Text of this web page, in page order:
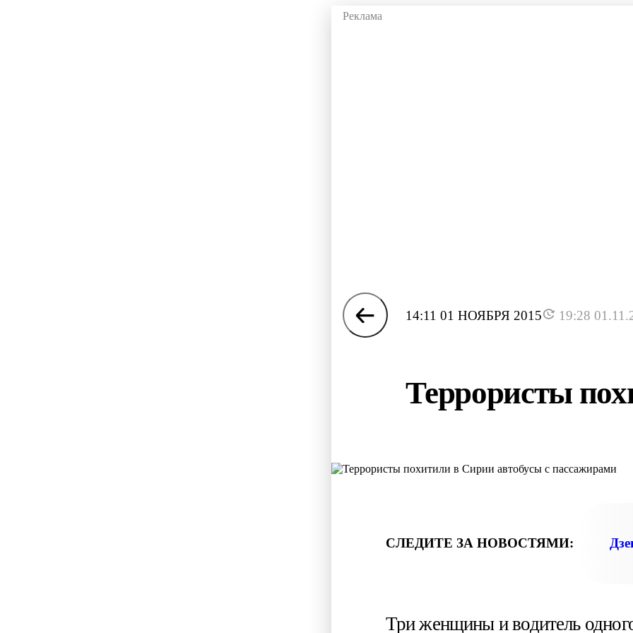
14:11 01 НОЯБРЯ 2015 19:28
Террористы
СЛЕДИТЕ ЗА НОВОСТЯМИ:
Три женщины и водитель